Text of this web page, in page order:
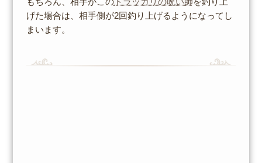
げた場合は、相手側が2回釣り上げるようになってし
まいます。